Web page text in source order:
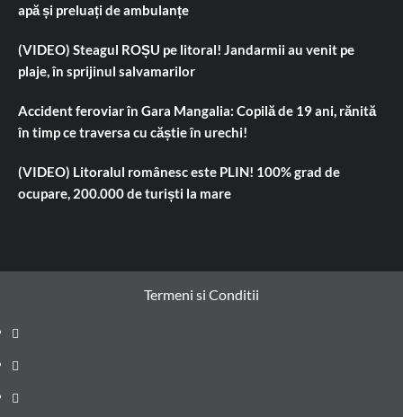
apă și preluați de ambulanțe
(VIDEO) Steagul ROȘU pe litoral! Jandarmii au venit pe
plaje, în sprijinul salvamarilor
Accident feroviar în Gara Mangalia: Copilă de 19 ani, rănită
în timp ce traversa cu căștie în urechi!
(VIDEO) Litoralul românesc este PLIN! 100% grad de
ocupare, 200.000 de turiști la mare
Termeni si Conditii
Prima
pagină
Știri
de
Administrație